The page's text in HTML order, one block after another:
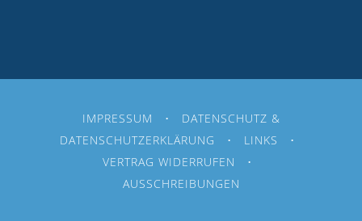
IMPRESSUM • DATENSCHUTZ &
DATENSCHUTZERKLÄRUNG • LINKS •
VERTRAG WIDERRUFEN •
AUSSCHREIBUNGEN